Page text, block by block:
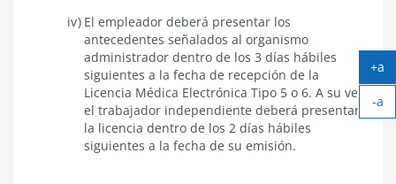
El empleador deberá presentar los
antecedentes señalados al organismo
administrador dentro de los 3 días hábiles
siguientes a la fecha de recepción de la
Licencia Médica Electrónica Tipo 5 o 6. A su vez,
el trabajador independiente deberá presentar
la licencia dentro de los 2 días hábiles
siguientes a la fecha de su emisión.
+a
-a